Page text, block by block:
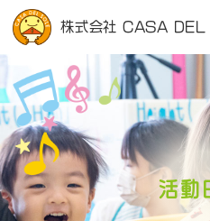
株式会社 CASA
活動